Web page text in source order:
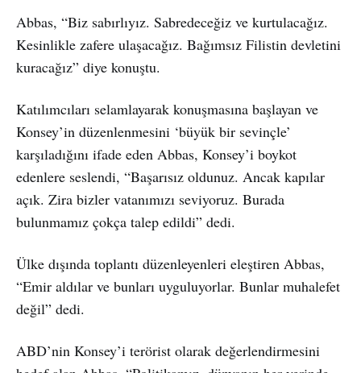
Abbas, “Biz sabırlıyız. Sabredeceğiz ve kurtulacağız.
Kesinlikle zafere ulaşacağız. Bağımsız Filistin devletini
kuracağız” diye konuştu.
Katılımcıları selamlayarak konuşmasına başlayan ve
Konsey’in düzenlenmesini ‘büyük bir sevinçle’
karşıladığını ifade eden Abbas, Konsey’i boykot
edenlere seslendi, “Başarısız oldunuz. Ancak kapılar
açık. Zira bizler vatanımızı seviyoruz. Burada
bulunmamız çokça talep edildi” dedi.
Ülke dışında toplantı düzenleyenleri eleştiren Abbas,
“Emir aldılar ve bunları uyguluyorlar. Bunlar muhalefet
değil” dedi.
ABD’nin Konsey’i terörist olarak değerlendirmesini